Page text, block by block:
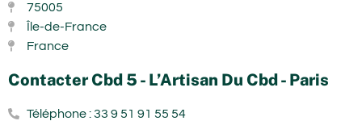
75005
Île-de-France
France
Contacter Cbd 5 - L’Artisan Du Cbd - Paris
Téléphone : 33 9 51 91 55 54